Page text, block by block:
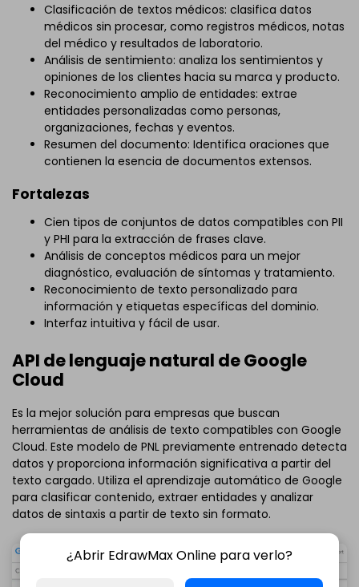
Clasificación de textos médicos: clasifica datos
médicos sin procesar, como registros médicos, notas
del médico y resultados de laboratorio.
Análisis de sentimiento: analiza los sentimientos y
opiniones de los clientes hacia su marca y producto.
Reconocimiento amplio de entidades: extrae
entidades personalizadas como personas,
organizaciones, fechas y eventos.
Resumen del documento: Identifica oraciones que
contienen la esencia de documentos extensos.
Fortalezas
Cien tipos de conjuntos de datos compatibles con PII
y PHI para la extracción de frases clave.
Análisis de conceptos médicos para un mejor
diagnóstico, evaluación de síntomas y tratamiento.
Reconocimiento de texto personalizado para
información y etiquetas específicas del dominio.
Interfaz intuitiva y fácil de usar.
API de lenguaje natural de Google
Cloud
Es la mejor solución para empresas que buscan
herramientas de análisis de texto compatibles con Google
Cloud. Este modelo de PNL previamente entrenado detecta
datos y proporciona información significativa a partir del
texto cargado. Utiliza el aprendizaje automático de Google
para clasificar contenido, extraer entidades y analizar
datos de sintaxis a partir de texto sin formato.
¿Abrir EdrawMax Online para verlo?